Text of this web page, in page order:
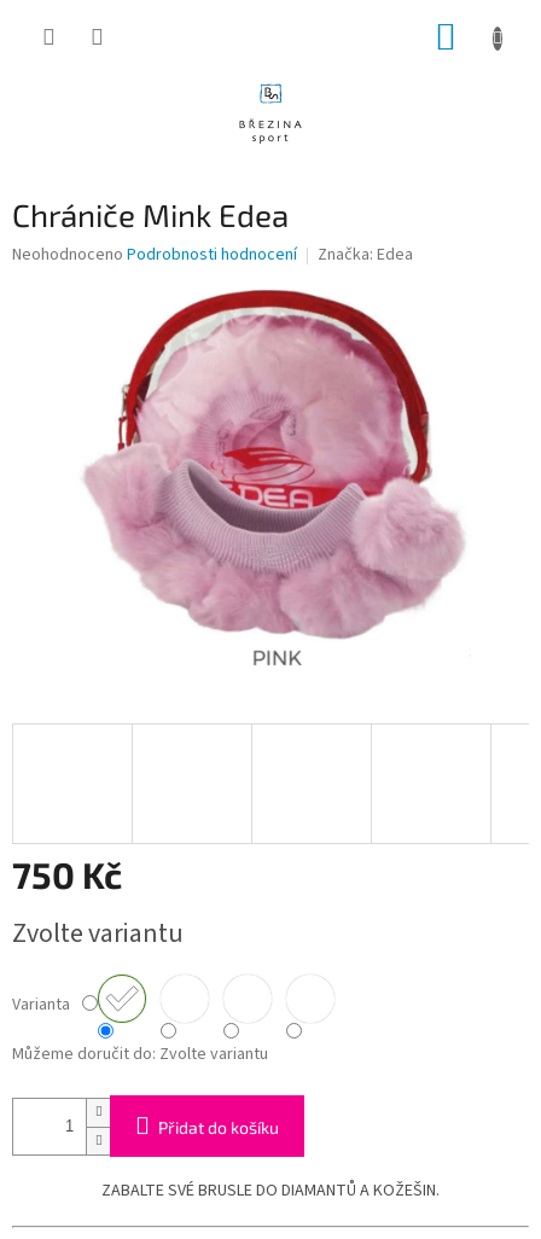
Chrániče Mink Edea
Průměrné
Neohodnoceno Podrobnosti hodnocení Značka: Edea
750 Kč
cena:
Zvolte variantu
Varianta
Můžeme doručit do: Zvolte variantu
Přidat do košíku
ZABALTE SVÉ BRUSLE DO DIAMANTŮ A KOŽEŠIN.